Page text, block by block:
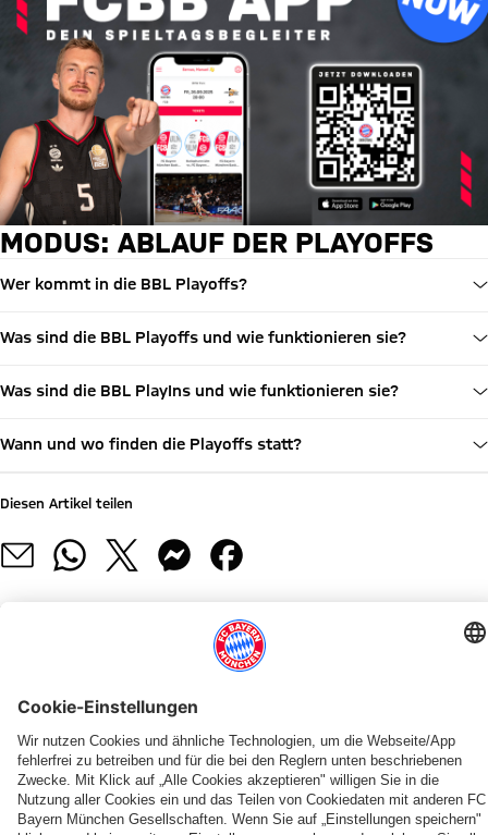
MODUS: ABLAUF DER PLAYOFFS
Wer kommt in die BBL Playoffs?
Was sind die BBL Playoffs und wie funktionieren sie?
Was sind die BBL PlayIns und wie funktionieren sie?
Wann und wo finden die Playoffs statt?
Diesen Artikel teilen
Der
FC
Bayern
stellt
Bauantrag
Zum
BBL-
Start
zwei
Topspiele
Teampräsentation
der
Bayern
mit
Testspiel
Miles
&
More
bis
2028:
Pokal-
Wochenende
im
SAP
Garden
Start
im
SAP
Garden
Bayern-
Zahlen
wollen
in
der
EuroLeague
PARTNER